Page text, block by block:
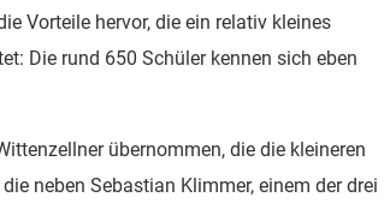
Vorteile hervor, die ein relativ kleines
Die rund 650 Schüler kennen sich eben
übernommen, die die kleineren
neben Sebastian Klimmer, einem der drei